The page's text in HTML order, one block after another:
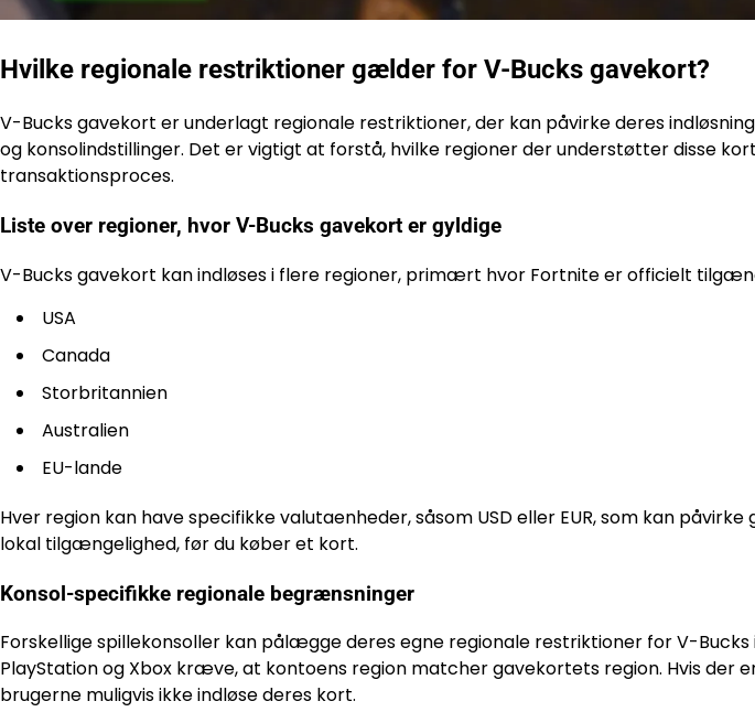
Hvilke regionale restriktioner gælder for V-Bucks gavekort?
V-Bucks gavekort er underlagt regionale restriktioner, der kan påvirke deres
og konsolindstillinger. Det er vigtigt at forstå, hvilke regioner der understøtter disse
transaktionsproces.
Liste over regioner, hvor V-Bucks gavekort er gyldige
V-Bucks gavekort kan indløses i flere regioner, primært hvor Fortnite er officielt
USA
Canada
Storbritannien
Australien
EU-lande
Hver region kan have specifikke valutaenheder, såsom USD eller EUR, som kan
lokal tilgængelighed, før du køber et kort.
Konsol-specifikke regionale begrænsninger
Forskellige spillekonsoller kan pålægge deres egne regionale restriktioner for V-Bucks
PlayStation og Xbox kræve, at kontoens region matcher gavekortets region. Hvis der
brugerne muligvis ikke indløse deres kort.